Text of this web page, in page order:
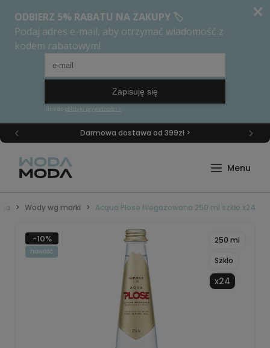
Darmowa dostawa od 399zł >
Wody wg marki Acqua Plose Niegazowana 250 ml szkło x24
250 ml
Szkło
x24
-10%
nowość